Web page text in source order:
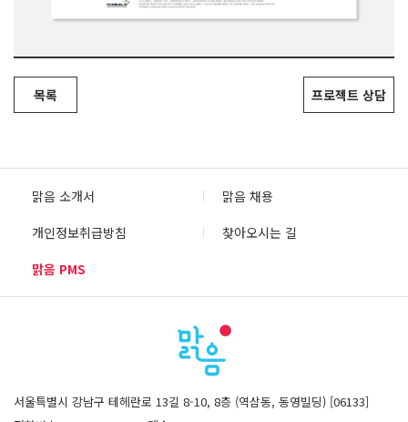
목록 프로젝트 상담
맑음 소개서
맑음 채용
개인정보취급방침
찾아오시는 길
맑음 PMS
서울특별시 강남구 테헤란로 13길 8-10, 8층 (역삼동, 동영빌딩) [06133]